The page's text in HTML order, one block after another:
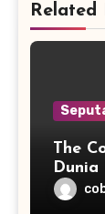
Related
The
Dunia
Humor